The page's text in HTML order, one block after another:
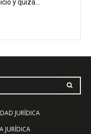
y quizá...
JURÍDICA
JURÍDICA